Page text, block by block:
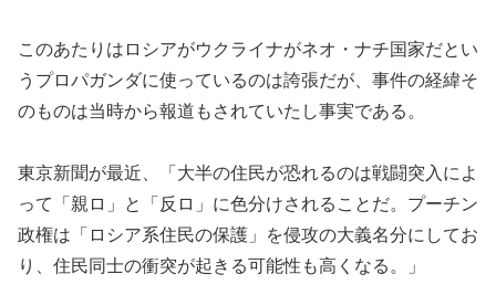
このあたりはロシアがウクライナがネオ・ナチ国家だとい
うプロパガンダに使っているのは誇張だが、事件の経緯そ
のものは当時から報道もされていたし事実である。
東京新聞が最近、「大半の住民が恐れるのは戦闘突入によ
って「親ロ」と「反ロ」に色分けされることだ。プーチン
政権は「ロシア系住民の保護」を侵攻の大義名分にしてお
り、住民同士の衝突が起きる可能性も高くなる。」